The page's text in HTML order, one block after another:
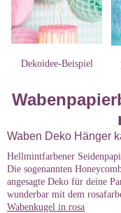
Dekoidee-Beispiel
Waben Deko Hänger
Hellmintfarbener
Die sogenannten
angesagte Deko für deine
wunderbar mit dem
Wabenkugel in rosa